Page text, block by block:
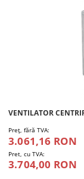
VENTILATOR
Preţ, fără TVA:
3.061,16 RON
Pret, cu TVA:
3.704,00 RON